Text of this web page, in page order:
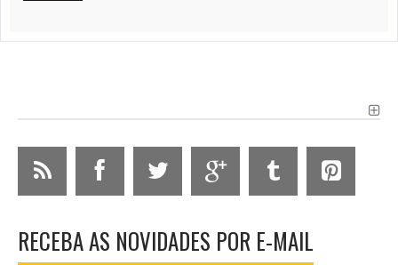
RECEBA AS NOVIDADES POR E-MAIL